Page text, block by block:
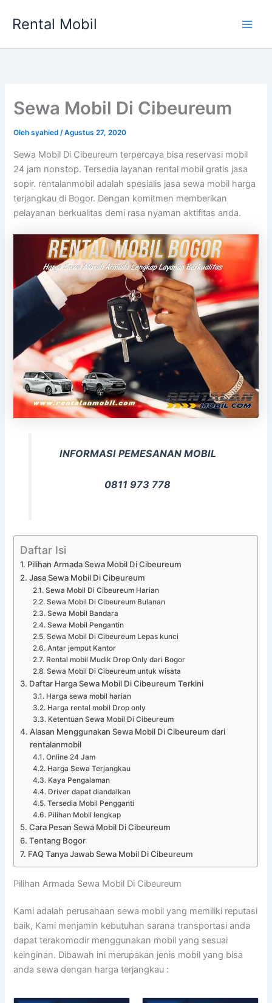
Rental Mobil
Sewa Mobil Di Cibeureum
Olehsyahied/Agustus 27, 2020
Sewa Mobil Di Cibeureum terpercaya bisa reservasi mobil
24 jam nonstop. Tersedia layanan rental mobil gratis jasa
sopir. rentalanmobil adalah spesialis jasa sewa mobil harga
terjangkau di Bogor. Dengan komitmen memberikan
pelayanan berkualitas demi rasa nyaman aktifitas anda.
INFORMASI PEMESANAN MOBIL
0811 973 778
Daftar Isi
Pilihan Armada Sewa Mobil Di Cibeureum
Jasa Sewa Mobil Di Cibeureum
Sewa Mobil Di Cibeureum Harian
Sewa Mobil Di Cibeureum Bulanan
Sewa Mobil Bandara
Sewa Mobil Pengantin
Sewa Mobil Di Cibeureum Lepas kunci
Antar jemput Kantor
Rental mobil Mudik Drop Only dari Bogor
Sewa Mobil Di Cibeureum untuk wisata
Daftar Harga Sewa Mobil Di Cibeureum Terkini
Harga sewa mobil harian
Harga rental mobil Drop only
Ketentuan Sewa Mobil Di Cibeureum
Alasan Menggunakan Sewa Mobil Di Cibeureum dari
rentalanmobil
Online 24 Jam
Harga Sewa Terjangkau
Kaya Pengalaman
Driver dapat diandalkan
Tersedia Mobil Pengganti
Pilihan Mobil lengkap
Cara Pesan Sewa Mobil Di Cibeureum
Tentang Bogor
FAQ Tanya Jawab Sewa Mobil Di Cibeureum
Pilihan Armada Sewa Mobil Di Cibeureum
Kami adalah perusahaan sewa mobil yang memiliki reputasi
baik, Kami menjamin kebutuhan sarana transportasi anda
dapat terakomodir menggunakan mobil yang sesuai
keinginan. Dibawah ini merupakan jenis mobil yang bisa
anda sewa dengan harga terjangkau :